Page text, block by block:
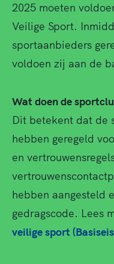
2025 moeten
Veilige Sport.
sportaanbieders
voldoen zij aan de
Wat doen de
Dit betekent dat de
hebben geregeld
en
hebben aangesteld
gedragscode. Lees
veilige sport